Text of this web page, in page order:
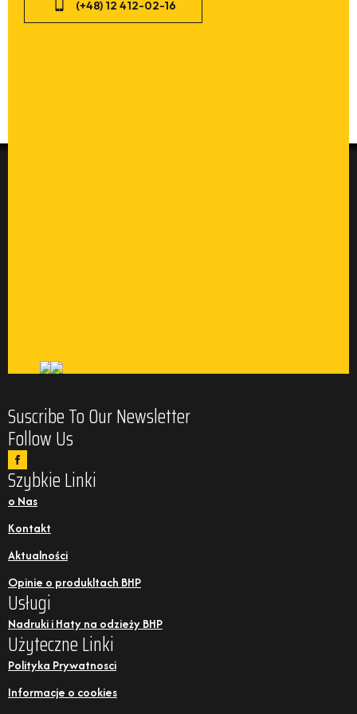
(+48) 12 412-02-16
Suscribe To Our Newsletter
Follow Us
Szybkie Linki
o Nas
Kontakt
Aktualności
Opinie o produkltach BHP
Usługi
Nadruki i Haty na odzieży BHP
Użyteczne Linki
Polityka Prywatnosci
Informacje o cookies